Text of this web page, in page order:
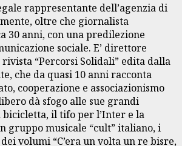
rappresentante dell’agenzia di
oltre che giornalista
30 anni, con una predilezione
sociale. E’ direttore
“Percorsi Solidali” edita dalla
che da quasi 10 anni racconta
cooperazione e associazionismo
dà sfogo alle sue grandi
bicicletta, il tifo per l’Inter e la
gruppo musicale “cult” italiano, i
volumi “C’era un volta un re bisre,